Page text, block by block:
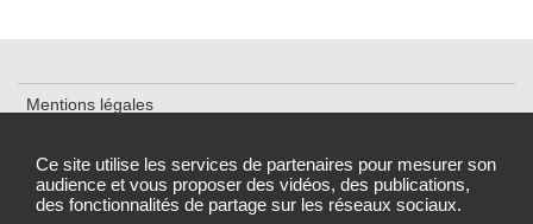
Ce site utilise les services de partenaires pour mesurer son
audience et vous proposer des vidéos, des publications,
des fonctionnalités de partage sur les réseaux sociaux.
Mentions légales
Accessibilité : partiellement conforme